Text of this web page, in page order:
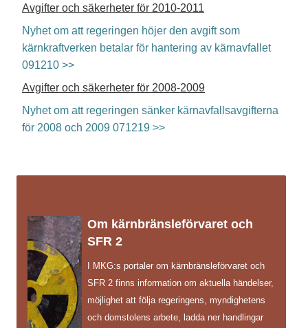
Avgifter och säkerheter för 2010-2011
Nyhet om att regeringen höjer den avgift som
kärnkraftverken betalar för hantering av kärnavfallet
091210 >>
Avgifter och säkerheter för 2008-2009
Nyhet om att regeringen sänker kärnavfallsavgifterna
för 2008 och 2009 071219 >>
Om kärnbränsleförvaret och
SFR 2
I MKG:s portaler om kärnbränsleförvaret och
SFR 2 finns information om aktuella händelser,
möjlighet att följa regeringens, myndighetens
och domstolens arbete, ladda ner handlingar